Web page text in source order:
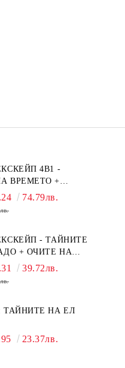
4В1 -
ВРЕМЕТО +
АЛКАТРАЗ +
ЕЛ ДОРАДО +
74.79лв.
- ТАЙНИТЕ
+ ОЧИТЕ НА
39.72лв.
ТАЙНИТЕ НА ЕЛ
23.37лв.